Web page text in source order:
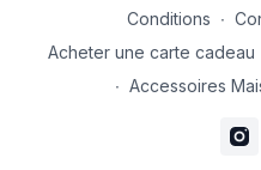
Conditions ∙
Acheter une carte cadeau
∙ Accessoires